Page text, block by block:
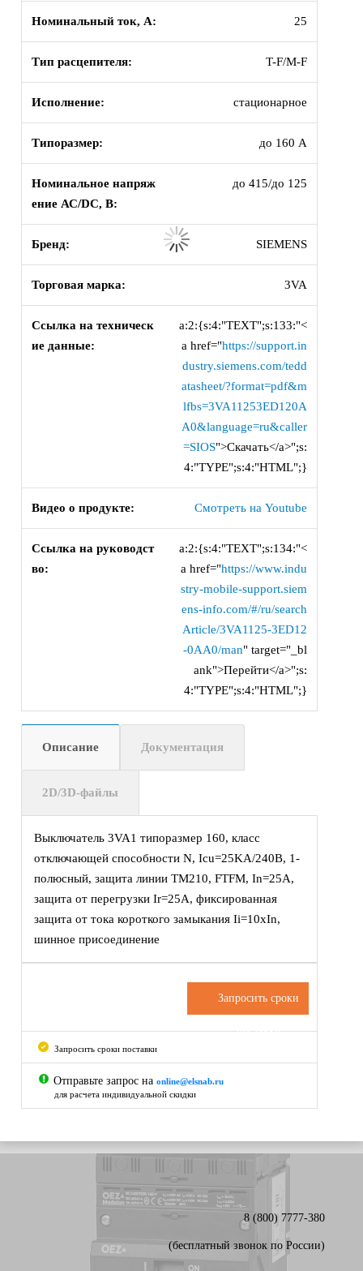
Номинальный ток, А: 25
Тип расцепителя: T-F/M-F
Исполнение: стационарное
Типоразмер: до 160 А
Номинальное напряж
ение АС/DC, В:
до 415/до 125
Бренд: SIEMENS
Торговая марка: 3VA
Ссылка на техническ
ие данные:
a:2:{s:4:"TEXT";s:133:"<
a href="https://support.in
dustry.siemens.com/tedd
atasheet/?format=pdf&m
lfbs=3VA11253ED120A
A0&language=ru&caller
=SIOS">Скачать</a>";s:
4:"TYPE";s:4:"HTML";}
Видео о продукте: Смотреть на Youtube
Ссылка на руководст
во:
a:2:{s:4:"TEXT";s:134:"<
a href="https://www.indu
stry-mobile-support.siem
ens-info.com/#/ru/search
Article/3VA1125-3ED12
-0AA0/man" target="_bl
ank">Перейти</a>";s:
4:"TYPE";s:4:"HTML";}
Описание Документация
2D/3D-файлы
Выключатель 3VA1 типоразмер 160, класс
отключающей способности N, Icu=25KA/240В, 1-
полюсный, защита линии TM210, FTFM, In=25А,
защита от перегрузки Ir=25А, фиксированная
защита от тока короткого замыкания Ii=10xIn,
шинное присоединение
Запросить сроки
поставки
Запросить сроки поставки
Отправьте запрос на online@elsnab.ru
для расчета индивидуальной скидки
8 (800) 7777-380
(бесплатный звонок по России)